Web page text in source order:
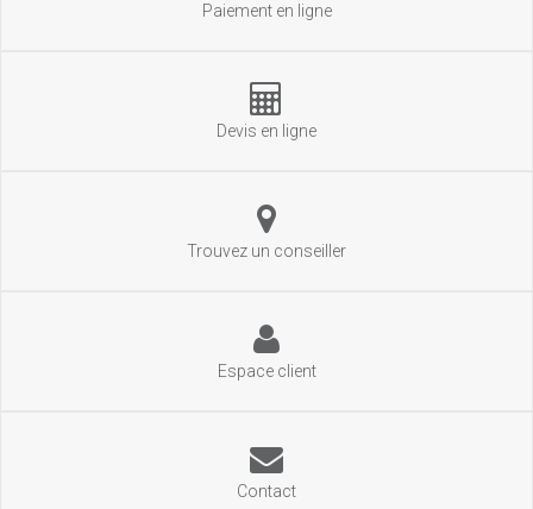
Paiement en ligne
Devis en ligne
Trouvez un conseiller
Espace client
Contact